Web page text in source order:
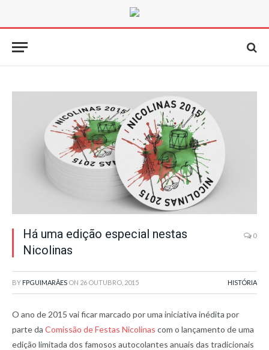
Há uma edição especial nestas
Nicolinas
0
BY FPGUIMARÃES ON 26 OUTUBRO, 2015 HISTÓRIA
O ano de 2015 vai ficar marcado por uma iniciativa inédita por
parte da Comissão de Festas Nicolinas com o lançamento de uma
edição limitada dos famosos autocolantes anuais das tradicionais